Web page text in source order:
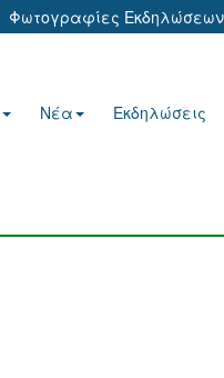
Φωτογραφίες Εκδηλώσεων
Νέα Εκδηλώσεις